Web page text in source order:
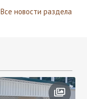
Все новости раздела